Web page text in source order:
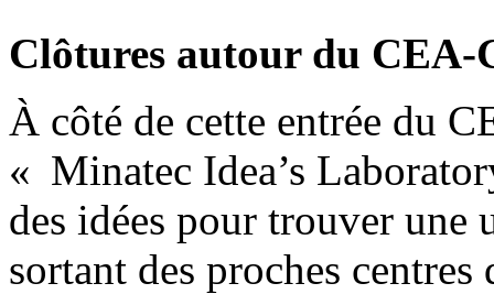
Clôtures autour du CEA-
À côté de cette entrée du
« Minatec Idea’s
des idées pour trouver
sortant des proches centres